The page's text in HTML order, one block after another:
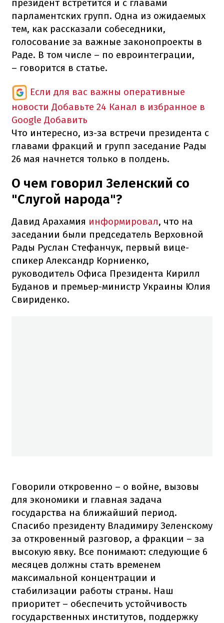
президент встретится и с главами
парламентских групп. Одна из ожидаемых
тем, как рассказали собеседники,
голосование за важные законопроекты в
Раде. В том числе – по евроинтеграции,
– говорится в статье.
Если для вас важны оперативные
новости Добавьте 24 Канал в избранное в
Google Добавить
Что интересно, из-за встречи президента с
главами фракций и групп заседание Рады
26 мая начнется только в полдень.
О чем говорил Зеленский со
"Слугой народа"?
Давид Арахамия информировал, что на
заседании были председатель Верховной
Рады Руслан Стефанчук, первый вице-
спикер Александр Корниенко,
руководитель Офиса Президента Кирилл
Буданов и премьер-министр Украины Юлия
Свириденко.
Говорили откровенно – о войне, вызовы
для экономики и главная задача
государства на ближайший период.
Спасибо президенту Владимиру Зеленскому
за откровенный разговор, а фракции – за
высокую явку. Все понимают: следующие 6
месяцев должны стать временем
максимальной концентрации и
стабилизации работы страны. Наш
приоритет – обеспечить устойчивость
государственных институтов, поддержку